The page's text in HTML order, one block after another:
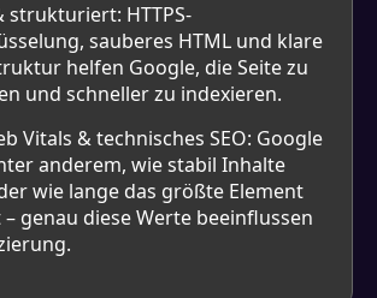
strukturiert: HTTPS-
sauberes HTML und klare
helfen Google, die Seite zu
und schneller zu indexieren.
Vitals & technisches SEO: Google
anderem, wie stabil Inhalte
wie lange das größte Element
genau diese Werte beeinflussen